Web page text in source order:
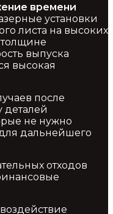
времени
установки
листа на высоких
выпуска
высокая
после
деталей
не нужно
дальнейшего
отходов